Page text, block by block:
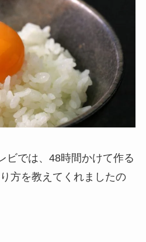
ビでは、48時間かけて作る
方を教えてくれましたの